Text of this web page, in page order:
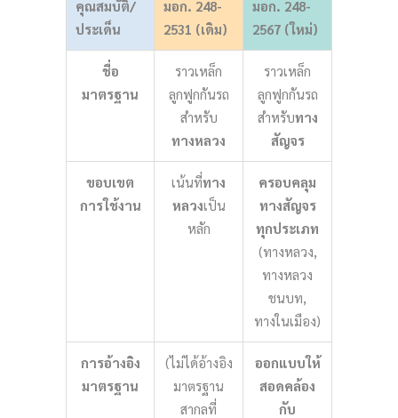
คุณสมบัติ/
ประเด็น
มอก. 248-
2531 (เดิม)
มอก. 248-
2567 (ใหม่)
ชื่อ
มาตรฐาน
ราวเหล็ก
ลูกฟูกกันรถ
สำหรับ
ทางหลวง
ราวเหล็ก
ลูกฟูกกันรถ
สำหรับทาง
สัญจร
ขอบเขต
การใช้งาน
เน้นที่ทาง
หลวงเป็น
หลัก
ครอบคลุม
ทางสัญจร
ทุกประเภท
(ทางหลวง,
ทางหลวง
ชนบท,
ทางในเมือง)
การอ้างอิง
มาตรฐาน
(ไม่ได้อ้างอิง
มาตรฐาน
สากลที่
ออกแบบให้
สอดคล้อง
กับ